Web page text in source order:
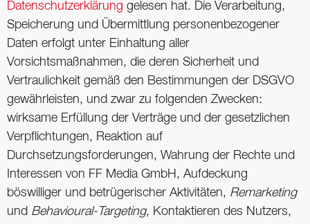
Datenschutzerklärung gelesen hat. Die Verarbeitung,
Speicherung und Übermittlung personenbezogener
Daten erfolgt unter Einhaltung aller
Vorsichtsmaßnahmen, die deren Sicherheit und
Vertraulichkeit gemäß den Bestimmungen der DSGVO
gewährleisten, und zwar zu folgenden Zwecken:
wirksame Erfüllung der Verträge und der gesetzlichen
Verpflichtungen, Reaktion auf
Durchsetzungsforderungen, Wahrung der Rechte und
Interessen von FF Media GmbH, Aufdeckung
böswilliger und betrügerischer Aktivitäten, Remarketing
und Behavioural-Targeting, Kontaktieren des Nutzers,